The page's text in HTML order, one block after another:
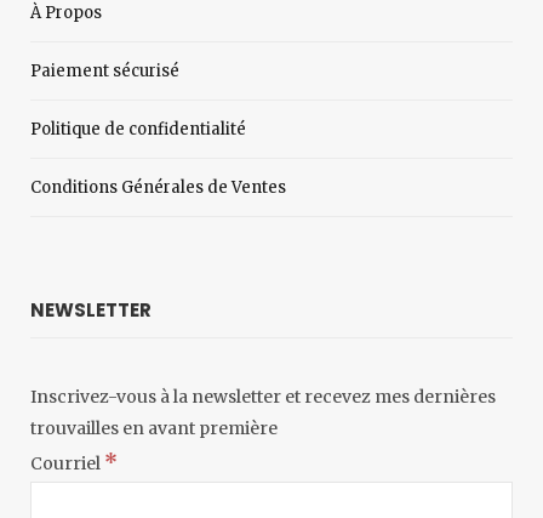
À Propos
Paiement sécurisé
Politique de confidentialité
Conditions Générales de Ventes
NEWSLETTER
Inscrivez-vous à la newsletter et recevez mes dernières
trouvailles en avant première
Courriel *